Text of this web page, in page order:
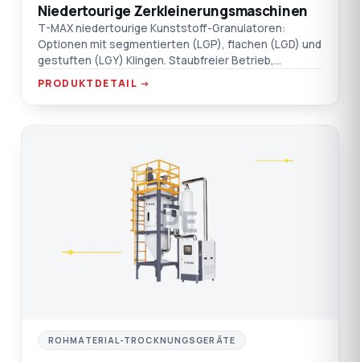
Niedertourige Zerkleinerungsmaschinen
T-MAX niedertourige Kunststoff-Granulatoren:
Optionen mit segmentierten (LGP), flachen (LGD) und
gestuften (LGY) Klingen. Staubfreier Betrieb,
schalldämmender Doppelwandtrichter.
PRODUKTDETAIL →
PE
ROHMATERIAL-TROCKNUNGSGERÄTE